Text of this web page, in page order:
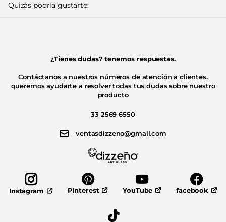
Quizás podría gustarte:
¿Tienes dudas? tenemos respuestas.
Contáctanos a nuestros números de atención a clientes.
queremos ayudarte a resolver todas tus dudas sobre nuestro
producto
33 2569 6550
ventasdizzeno@gmail.com
Instagram Pinterest YouTube facebook